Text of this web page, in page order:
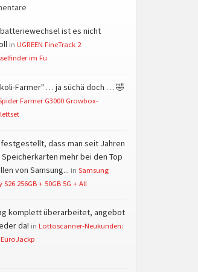
ist es nicht
in UGREEN FineTrack 2
im Fu
Farmer" … ja süchä doch … 🤣
Farmer G3000 Growbox-
dass man seit Jahren
mehr bei den Top
von Samsung... in Samsung
S26 256GB + 50GB 5G + All
komplett überarbeitet, angebot
da! in Lottoscanner-Neukunden: